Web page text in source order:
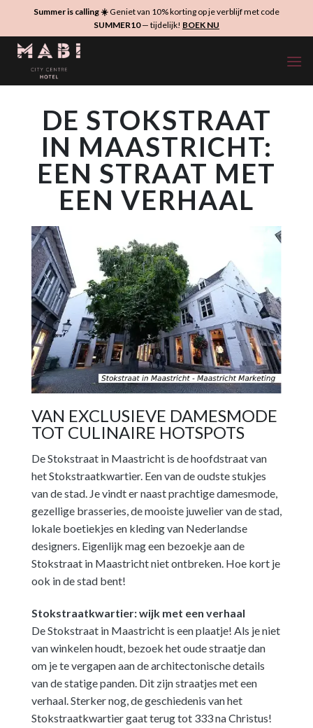
inhoud
Summer is calling ☀️Geniet van 10% korting op je verblijf met code
SUMMER10— tijdelijk! BOEK NU
DE STOKSTRAAT
IN MAASTRICHT:
EEN STRAAT MET
EEN VERHAAL
VAN EXCLUSIEVE DAMESMODE
TOT CULINAIRE HOTSPOTS
De Stokstraat in Maastricht is de hoofdstraat van
het Stokstraatkwartier. Een van de oudste stukjes
van de stad. Je vindt er naast prachtige damesmode,
gezellige brasseries, de mooiste juwelier van de stad,
lokale boetiekjes en kleding van Nederlandse
designers. Eigenlijk mag een bezoekje aan de
Stokstraat in Maastricht niet ontbreken. Hoe kort je
ook in de stad bent!
Stokstraatkwartier: wijk met een verhaal
De Stokstraat in Maastricht is een plaatje! Als je niet
van winkelen houdt, bezoek het oude straatje dan
om je te vergapen aan de architectonische details
van de statige panden. Dit zijn straatjes met een
verhaal. Sterker nog, de geschiedenis van het
Stokstraatkwartier gaat terug tot 333 na Christus!